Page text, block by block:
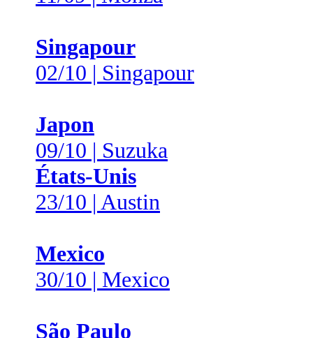
Singapour
02/10 | Singapour
Japon
09/10 | Suzuka
États-Unis
23/10 | Austin
Mexico
30/10 | Mexico
São Paulo